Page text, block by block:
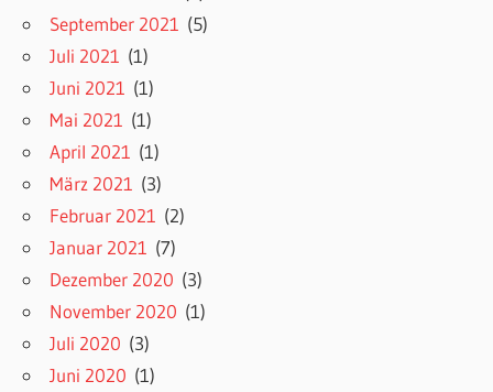
September 2021 (5)
Juli 2021 (1)
Juni 2021 (1)
Mai 2021 (1)
April 2021 (1)
März 2021 (3)
Februar 2021 (2)
Januar 2021 (7)
Dezember 2020 (3)
November 2020 (1)
Juli 2020 (3)
Juni 2020 (1)